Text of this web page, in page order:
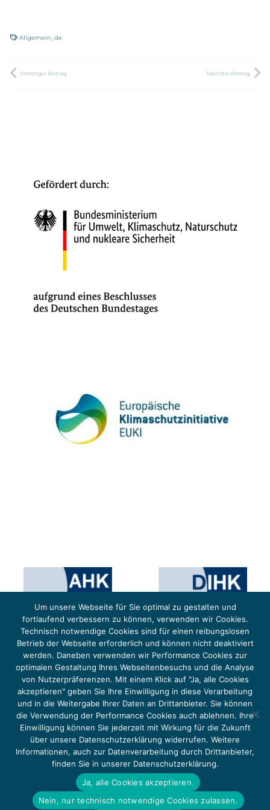
Allgemein_de
Vorheriger Beitrag Nächster Beitrag
Das Projekt YOUNG ENERGY EUROPE wird gefördert durch die Europäische Klimaschutzinitiative (EUKI).
Die EUKI ist ein Förderinstrument des deutschen Bundesministeriums für Umwelt, Klimaschutz,
Naturschutz und nukleare Sicherheit (BMUKN). Übergeordnetes Ziel der EUKI ist eine Intensivierung des
grenzüberschreitenden Dialogs sowie des Wissens- und Erfahrungsaustauschs in der Europäischen Union,
um gemeinsam die Umsetzung des Paris Abkommens voranzutreiben.
Copyright 2026, Young Energy Europe
IMPRESSUM 2026
BARRIEREFREIHEIT
Um unsere Webseite für Sie optimal zu gestalten und
fortlaufend verbessern zu können, verwenden wir Cookies.
Technisch notwendige Cookies sind für einen reibungslosen
Betrieb der Webseite erforderlich und können nicht deaktiviert
werden. Daneben verwenden wir Performance Cookies zur
optimalen Gestaltung Ihres Webseitenbesuchs und die Analyse
von Nutzerpräferenzen. Mit einem Klick auf "Ja, alle Cookies
akzeptieren" geben Sie Ihre Einwilligung in diese Verarbeitung
und in die Weitergabe Ihrer Daten an Drittanbieter. Sie können
die Verwendung der Performance Cookies auch ablehnen. Ihre
Einwilligung können Sie jederzeit mit Wirkung für die Zukunft
über unsere Datenschutzerklärung widerrufen. Weitere
Informationen, auch zur Datenverarbeitung durch Drittanbieter,
finden Sie in unserer Datenschutzerklärung.
Ja, alle Cookies akzeptieren.
Nein, nur technisch notwendige Cookies zulassen.